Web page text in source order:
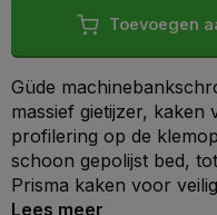
Toevoegen
Güde
massief gietijzer, kaken
profilering op de
schoon gepolijst bed,
Prisma kaken voor
Lees meer